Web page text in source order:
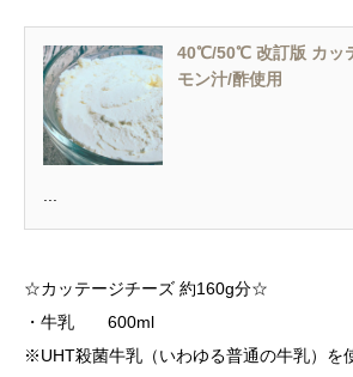
40℃/50℃ 改訂版 カッ
モン汁/酢使用
☆カッテージチーズ 約160g分☆
・牛乳 600ml
※UHT殺菌牛乳（いわゆる普通の牛乳）を